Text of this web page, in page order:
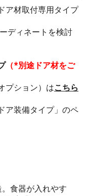
ア材取付専用タイプ
ディネートを検討
（*別途ドア材をご
プション）はこちら
ア装備タイプ」のペ
食器が入れやす